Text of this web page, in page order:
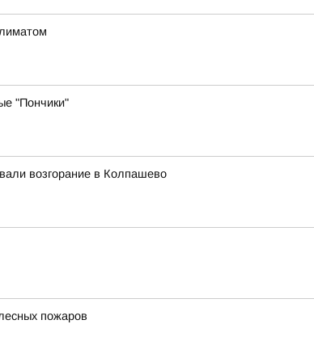
"Пончики"
возгорание в Колпашево
пожаров